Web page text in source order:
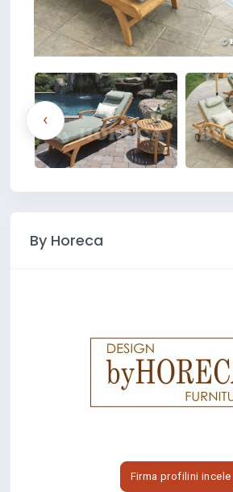
‹
By Horeca
Firma profilini incele